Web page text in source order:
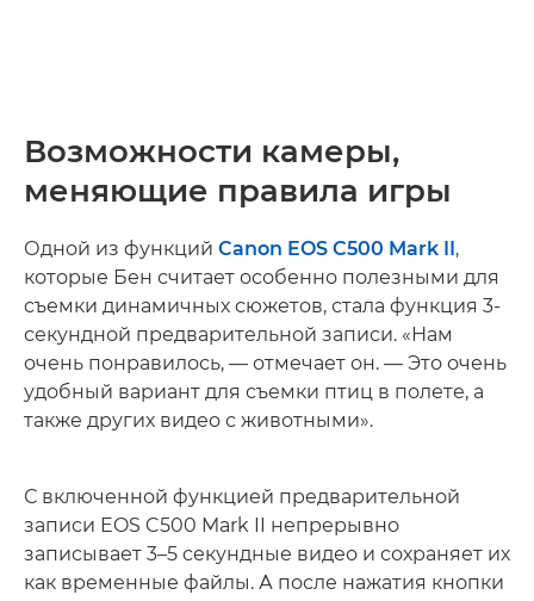
Возможности камеры,
меняющие правила игры
Одной из функций Canon EOS C500 Mark II ,
которые Бен считает особенно полезными для
съемки динамичных сюжетов, стала функция 3-
секундной предварительной записи. «Нам
очень понравилось, — отмечает он. — Это очень
удобный вариант для съемки птиц в полете, а
также других видео с животными».
С включенной функцией предварительной
записи EOS C500 Mark II непрерывно
записывает 3–5 секундные видео и сохраняет их
как временные файлы. А после нажатия кнопки